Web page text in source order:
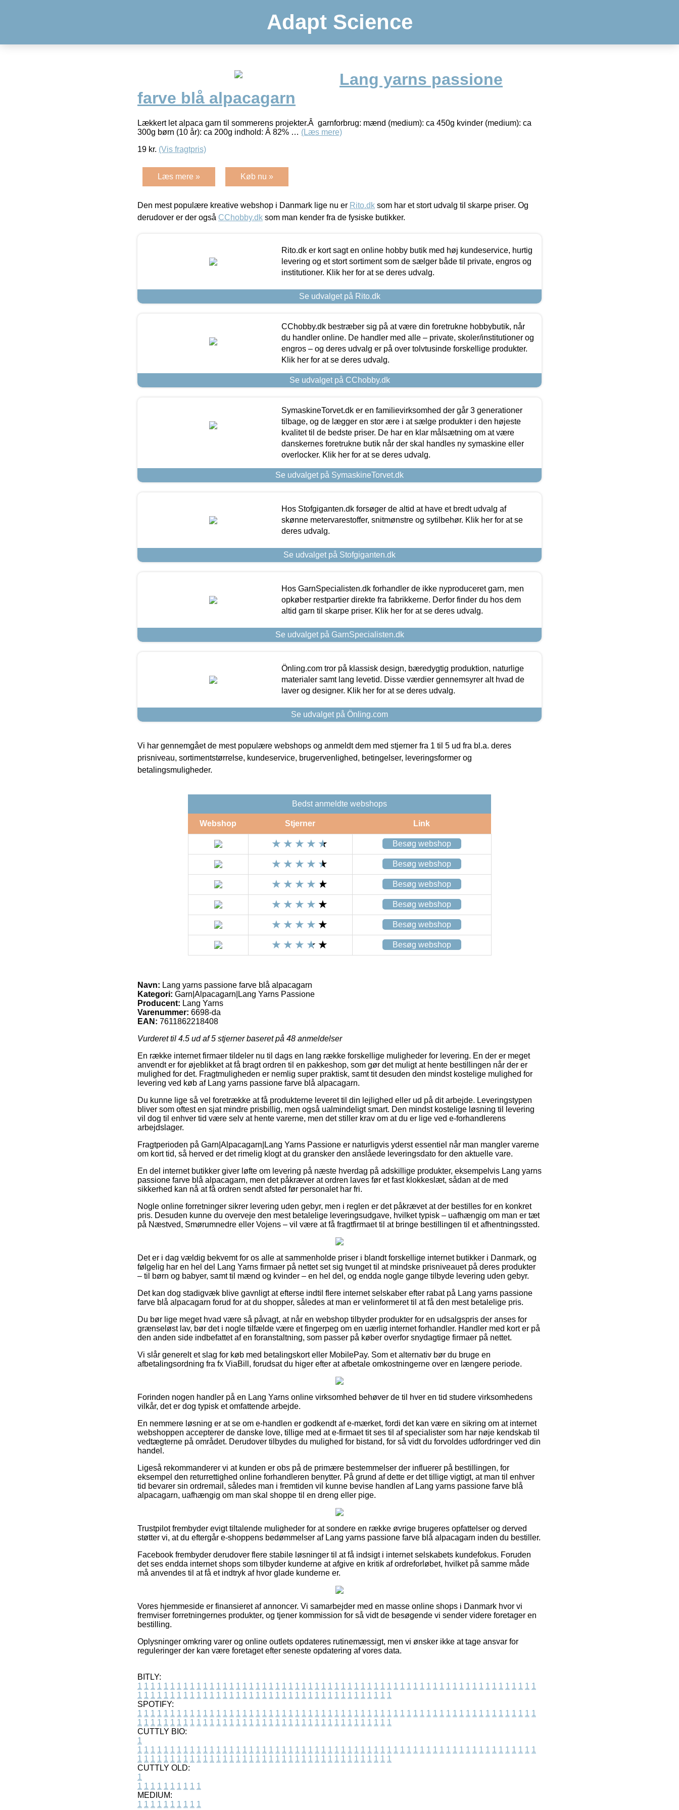
Adapt Science
Lang yarns passione
farve blå alpacagarn
Lækkert let alpaca garn til sommerens projekter.Â garnforbrug: mænd (medium): ca 450g kvinder (medium): ca
300g børn (10 år): ca 200g indhold: Â 82% … (Læs mere)
19 kr. (Vis fragtpris)
Læs mere » Køb nu »
Den mest populære kreative webshop i Danmark lige nu er Rito.dk som har et stort udvalg til skarpe priser. Og
derudover er der også CChobby.dk som man kender fra de fysiske butikker.
Rito.dk er kort sagt en online hobby butik med høj kundeservice, hurtig
levering og et stort sortiment som de sælger både til private, engros og
institutioner. Klik her for at se deres udvalg.
Se udvalget på Rito.dk
CChobby.dk bestræber sig på at være din foretrukne hobbybutik, når
du handler online. De handler med alle – private, skoler/institutioner og
engros – og deres udvalg er på over tolvtusinde forskellige produkter.
Klik her for at se deres udvalg.
Se udvalget på CChobby.dk
SymaskineTorvet.dk er en familievirksomhed der går 3 generationer
tilbage, og de lægger en stor ære i at sælge produkter i den højeste
kvalitet til de bedste priser. De har en klar målsætning om at være
danskernes foretrukne butik når der skal handles ny symaskine eller
overlocker. Klik her for at se deres udvalg.
Se udvalget på SymaskineTorvet.dk
Hos Stofgiganten.dk forsøger de altid at have et bredt udvalg af
skønne metervarestoffer, snitmønstre og sytilbehør. Klik her for at se
deres udvalg.
Se udvalget på Stofgiganten.dk
Hos GarnSpecialisten.dk forhandler de ikke nyproduceret garn, men
opkøber restpartier direkte fra fabrikkerne. Derfor finder du hos dem
altid garn til skarpe priser. Klik her for at se deres udvalg.
Se udvalget på GarnSpecialisten.dk
Önling.com tror på klassisk design, bæredygtig produktion, naturlige
materialer samt lang levetid. Disse værdier gennemsyrer alt hvad de
laver og designer. Klik her for at se deres udvalg.
Se udvalget på Önling.com
Vi har gennemgået de mest populære webshops og anmeldt dem med stjerner fra 1 til 5 ud fra bl.a. deres
prisniveau, sortimentstørrelse, kundeservice, brugervenlighed, betingelser, leveringsformer og
betalingsmuligheder.
Bedst anmeldte webshops
Webshop Stjerner Link
Besøg webshop
Besøg webshop
Besøg webshop
Besøg webshop
Besøg webshop
Besøg webshop
Navn: Lang yarns passione farve blå alpacagarn
Kategori: Garn|Alpacagarn|Lang Yarns Passione
Producent: Lang Yarns
Varenummer: 6698-da
EAN: 7611862218408
Vurderet til 4.5 ud af 5 stjerner baseret på 48 anmeldelser
En række internet firmaer tildeler nu til dags en lang række forskellige muligheder for levering. En der er meget
anvendt er for øjeblikket at få bragt ordren til en pakkeshop, som gør det muligt at hente bestillingen når der er
mulighed for det. Fragtmuligheden er nemlig super praktisk, samt tit desuden den mindst kostelige mulighed for
levering ved køb af Lang yarns passione farve blå alpacagarn.
Du kunne lige så vel foretrække at få produkterne leveret til din lejlighed eller ud på dit arbejde. Leveringstypen
bliver som oftest en sjat mindre prisbillig, men også ualmindeligt smart. Den mindst kostelige løsning til levering
vil dog til enhver tid være selv at hente varerne, men det stiller krav om at du er lige ved e-forhandlerens
arbejdslager.
Fragtperioden på Garn|Alpacagarn|Lang Yarns Passione er naturligvis yderst essentiel når man mangler varerne
om kort tid, så herved er det rimelig klogt at du gransker den anslåede leveringsdato for den aktuelle vare.
En del internet butikker giver løfte om levering på næste hverdag på adskillige produkter, eksempelvis Lang yarns
passione farve blå alpacagarn, men det påkræver at ordren laves før et fast klokkeslæt, sådan at de med
sikkerhed kan nå at få ordren sendt afsted før personalet har fri.
Nogle online forretninger sikrer levering uden gebyr, men i reglen er det påkrævet at der bestilles for en konkret
pris. Desuden kunne du overveje den mest betalelige leveringsudgave, hvilket typisk – uafhængig om man er tæt
på Næstved, Smørumnedre eller Vojens – vil være at få fragtfirmaet til at bringe bestillingen til et afhentningssted.
Det er i dag vældig bekvemt for os alle at sammenholde priser i blandt forskellige internet butikker i Danmark, og
følgelig har en hel del Lang Yarns firmaer på nettet set sig tvunget til at mindske prisniveauet på deres produkter
– til børn og babyer, samt til mænd og kvinder – en hel del, og endda nogle gange tilbyde levering uden gebyr.
Det kan dog stadigvæk blive gavnligt at efterse indtil flere internet selskaber efter rabat på Lang yarns passione
farve blå alpacagarn forud for at du shopper, således at man er velinformeret til at få den mest betalelige pris.
Du bør lige meget hvad være så påvagt, at når en webshop tilbyder produkter for en udsalgspris der anses for
grænseløst lav, bør det i nogle tilfælde være et fingerpeg om en uærlig internet forhandler. Handler med kort er på
den anden side indbefattet af en foranstaltning, som passer på køber overfor snydagtige firmaer på nettet.
Vi slår generelt et slag for køb med betalingskort eller MobilePay. Som et alternativ bør du bruge en
afbetalingsordning fra fx ViaBill, forudsat du higer efter at afbetale omkostningerne over en længere periode.
Forinden nogen handler på en Lang Yarns online virksomhed behøver de til hver en tid studere virksomhedens
vilkår, det er dog typisk et omfattende arbejde.
En nemmere løsning er at se om e-handlen er godkendt af e-mærket, fordi det kan være en sikring om at internet
webshoppen accepterer de danske love, tillige med at e-firmaet tit ses til af specialister som har nøje kendskab til
vedtægterne på området. Derudover tilbydes du mulighed for bistand, for så vidt du forvoldes udfordringer ved din
handel.
Ligeså rekommanderer vi at kunden er obs på de primære bestemmelser der influerer på bestillingen, for
eksempel den returrettighed online forhandleren benytter. På grund af dette er det tillige vigtigt, at man til enhver
tid bevarer sin ordremail, således man i fremtiden vil kunne bevise handlen af Lang yarns passione farve blå
alpacagarn, uafhængig om man skal shoppe til en dreng eller pige.
Trustpilot frembyder evigt tiltalende muligheder for at sondere en række øvrige brugeres opfattelser og derved
støtter vi, at du eftergår e-shoppens bedømmelser af Lang yarns passione farve blå alpacagarn inden du bestiller.
Facebook frembyder derudover flere stabile løsninger til at få indsigt i internet selskabets kundefokus. Foruden
det ses endda internet shops som tilbyder kunderne at afgive en kritik af ordreforløbet, hvilket på samme måde
må anvendes til at få et indtryk af hvor glade kunderne er.
Vores hjemmeside er finansieret af annoncer. Vi samarbejder med en masse online shops i Danmark hvor vi
fremviser forretningernes produkter, og tjener kommission for så vidt de besøgende vi sender videre foretager en
bestilling.
Oplysninger omkring varer og online outlets opdateres rutinemæssigt, men vi ønsker ikke at tage ansvar for
reguleringer der kan være foretaget efter seneste opdatering af vores data.
BITLY:
1 1 1 1 1 1 1 1 1 1 1 1 1 1 1 1 1 1 1 1 1 1 1 1 1 1 1 1 1 1 1 1 1 1 1 1 1 1 1 1 1 1 1 1 1 1 1 1 1 1 1 1 1 1 1 1 1 1 1 1 1
1 1 1 1 1 1 1 1 1 1 1 1 1 1 1 1 1 1 1 1 1 1 1 1 1 1 1 1 1 1 1 1 1 1 1 1 1 1 1
SPOTIFY:
1 1 1 1 1 1 1 1 1 1 1 1 1 1 1 1 1 1 1 1 1 1 1 1 1 1 1 1 1 1 1 1 1 1 1 1 1 1 1 1 1 1 1 1 1 1 1 1 1 1 1 1 1 1 1 1 1 1 1 1 1
1 1 1 1 1 1 1 1 1 1 1 1 1 1 1 1 1 1 1 1 1 1 1 1 1 1 1 1 1 1 1 1 1 1 1 1 1 1 1
CUTTLY BIO:
1
1 1 1 1 1 1 1 1 1 1 1 1 1 1 1 1 1 1 1 1 1 1 1 1 1 1 1 1 1 1 1 1 1 1 1 1 1 1 1 1 1 1 1 1 1 1 1 1 1 1 1 1 1 1 1 1 1 1 1 1 1
1 1 1 1 1 1 1 1 1 1 1 1 1 1 1 1 1 1 1 1 1 1 1 1 1 1 1 1 1 1 1 1 1 1 1 1 1 1 1
CUTTLY OLD:
1
1 1 1 1 1 1 1 1 1 1
MEDIUM:
1 1 1 1 1 1 1 1 1 1